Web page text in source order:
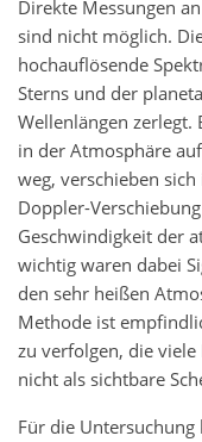
Direkte Messungen
sind nicht möglich.
hochauflösende
Sterns und der
Wellenlängen zerlegt.
in der Atmosphäre
weg, verschieben
Doppler-
Geschwindigkeit der
wichtig waren dabei
den sehr heißen
Methode ist
zu verfolgen, die
nicht als sichtbare
Für die